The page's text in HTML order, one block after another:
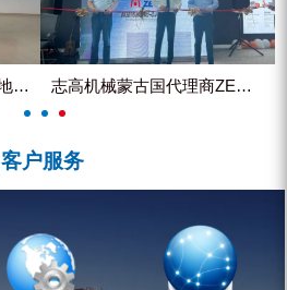
洗轮机
志高机械继续提升在中东地区的市... 志高机械蒙古国代理商ZEGA客...
客户服务